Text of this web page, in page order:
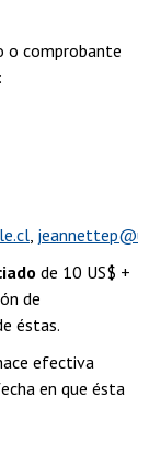
o comprobante
,
de 10 US$ +
de
éstas.
efectiva
en que ésta